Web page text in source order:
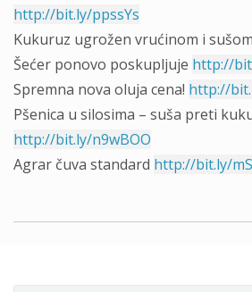
http://bit.ly/ppssYs
Kukuruz ugrožen vrućinom i sušom
Šećer ponovo poskupljuje http://
Spremna nova oluja cena! http://
Pšenica u silosima – suša preti
http://bit.ly/n9wBOO
Agrar čuva standard http://bit.ly/